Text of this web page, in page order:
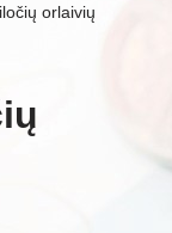
orlaivių